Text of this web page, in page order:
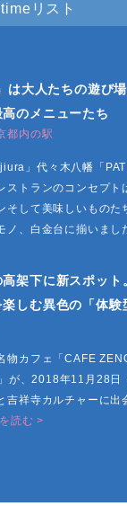
リスト
は大人たちの遊び
高のメニューたち
都内の駅
」代々木八幡「
ストランのコンセプト
そして美味しいものた
ノ、白金台に揃いまし
架下に新スポッ
しむ異色の「体験
物カフェ「CAFE
が、2018年11月28日
吉祥寺カルチャーに
読む >